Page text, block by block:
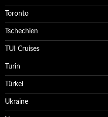
Toronto
Tschechien
TUI Cruises
Turin
Türkei
Ukraine